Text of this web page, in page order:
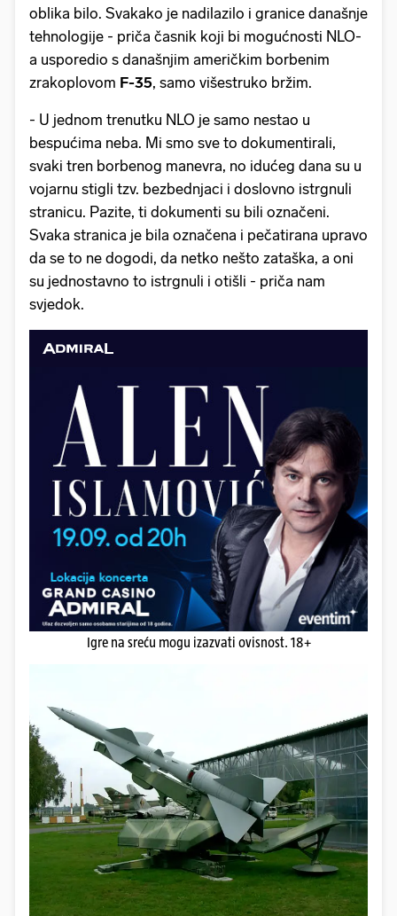
oblika bilo. Svakako je nadilazilo i granice današnje
tehnologije - priča časnik koji bi mogućnosti NLO-
a usporedio s današnjim američkim borbenim
zrakoplovom F-35, samo višestruko bržim.
- U jednom trenutku NLO je samo nestao u
bespućima neba. Mi smo sve to dokumentirali,
svaki tren borbenog manevra, no idućeg dana su u
vojarnu stigli tzv. bezbednjaci i doslovno istrgnuli
stranicu. Pazite, ti dokumenti su bili označeni.
Svaka stranica je bila označena i pečatirana upravo
da se to ne dogodi, da netko nešto zataška, a oni
su jednostavno to istrgnuli i otišli - priča nam
svjedok.
Igre na sreću mogu izazvati ovisnost. 18+